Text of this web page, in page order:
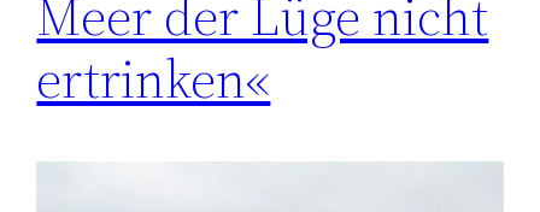
Meer der Lüge nicht
ertrinken«